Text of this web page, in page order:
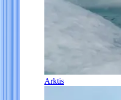
Arktis